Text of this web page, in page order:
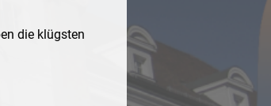
die klügsten